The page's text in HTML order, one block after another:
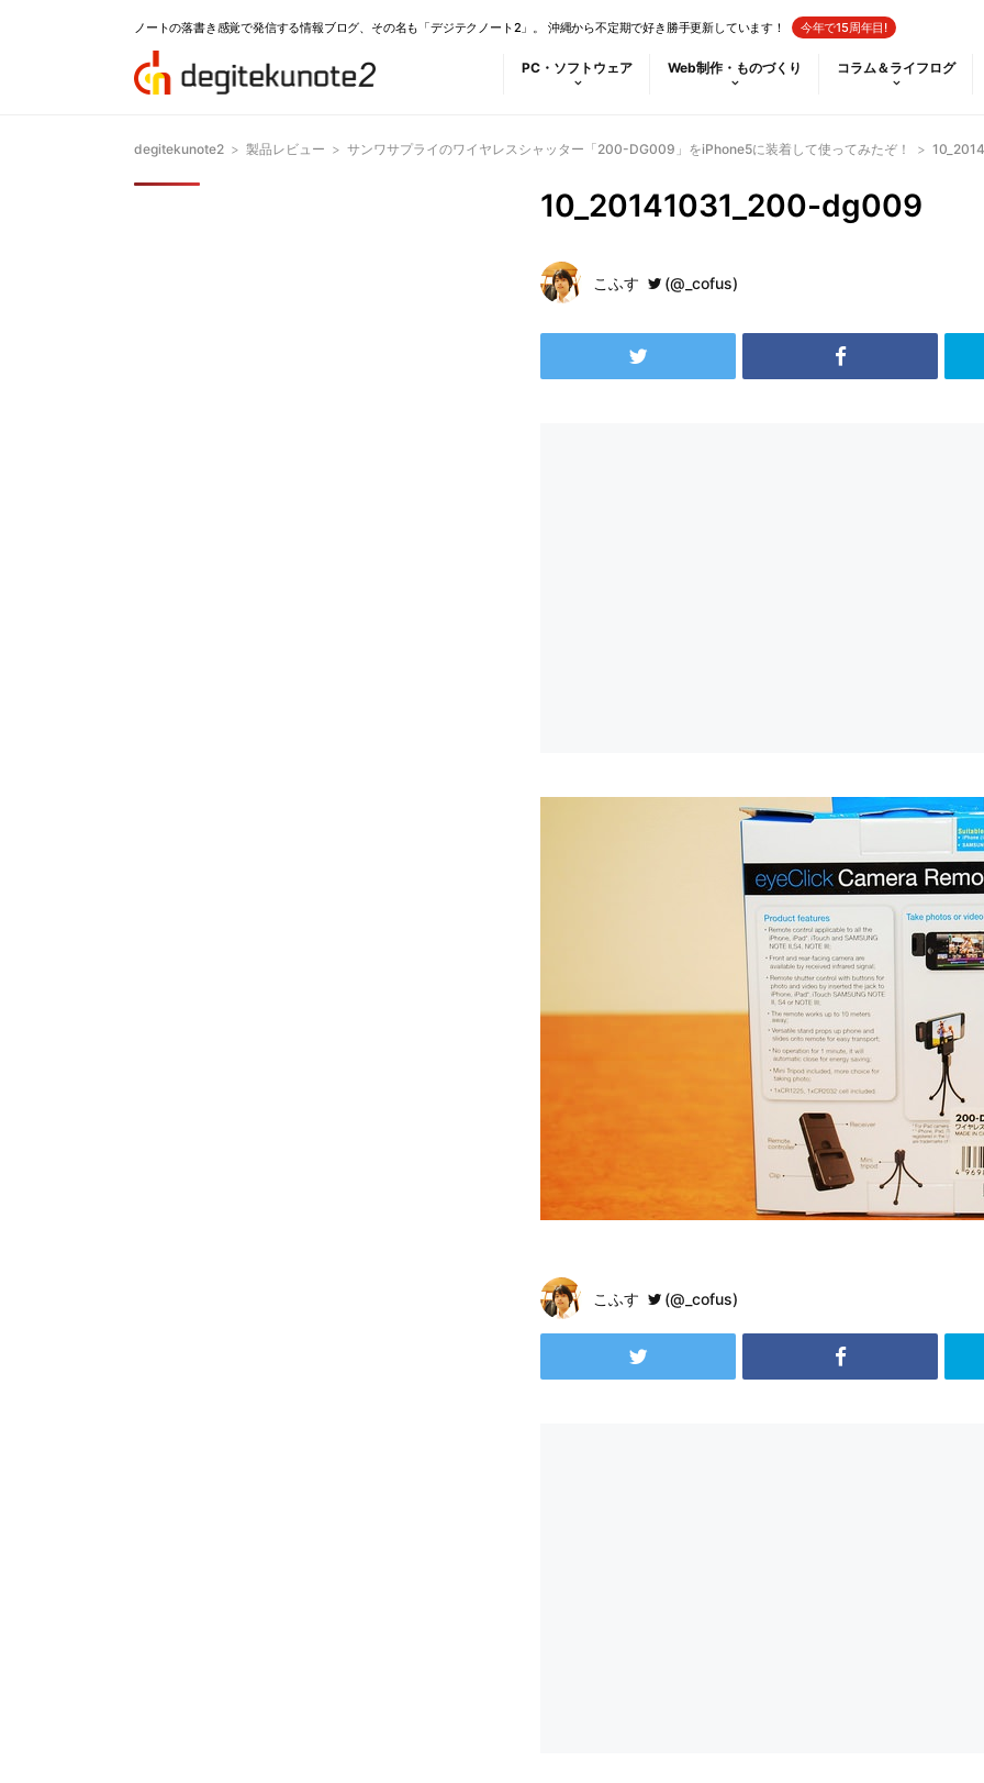
ノートの落書き感覚で発信する情報ブログ、その名も「デジテクノート2」。 沖縄から不定期で好き勝手更新しています！ 今年で15周年目!
PC・ソフトウェア Web制作・ものづくり コラム＆ライフログ
degitekunote2 > 製品レビュー > サンワサプライのワイヤレスシャッター「200-DG009」をiPhone5に装着して使ってみたぞ！ >
10_20141031_200-dg009
こふす (@_cofus)
こふす (@_cofus)